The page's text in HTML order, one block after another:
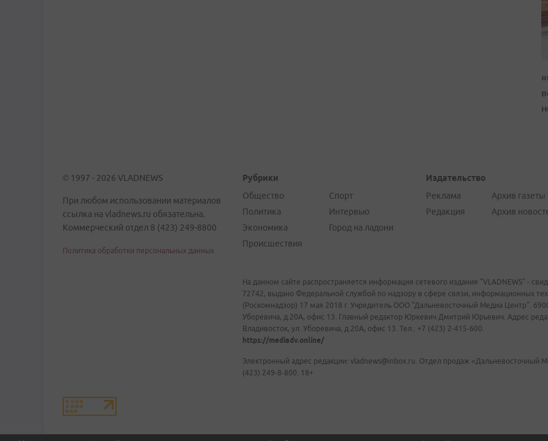
© 1997 - 2026 VLADNEWS
При любом использовании материалов
ссылка на vladnews.ru обязательна.
Коммерческий отдел 8 (423) 249-8800
Политика обработки персональных данных
Рубрики
Общество
Политика
Экономика
Происшествия
Спорт
Интервью
Город на ладони
Издательство
Реклама
Редакция
Архив
Архив
На данном сайте распространяется информация сетевого издания "VLADNEWS" -
72742, выдано Федеральной службой по надзору в сфере связи, информационных
(Роскомнадзор) 17 мая 2018 г. Учредитель ООО "Дальневосточный Медиа Центр".
Уборевича, д.20А, офис 13. Главный редактор Юркевич Дмитрий Юрьевич. Адрес
Владивосток, ул. Уборевича, д.20А, офис 13. Тел.: +7 (423) 2-415-600.
https://mediadv.online/
Электронный адрес редакции: vladnews@inbox.ru. Отдел продаж «Дальневосточный
(423) 249-8-800. 18+